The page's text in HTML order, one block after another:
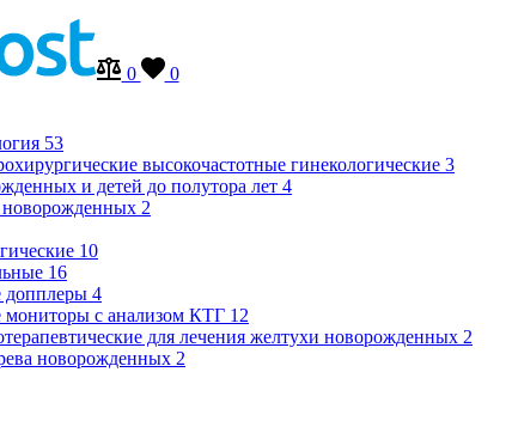
0
0
53
высокочастотные гинекологические 3
и детей до полутора лет 4
2
10
16
допплеры 4
мониторы с анализом КТГ 12
для лечения желтухи новорожденных 2
новорожденных 2